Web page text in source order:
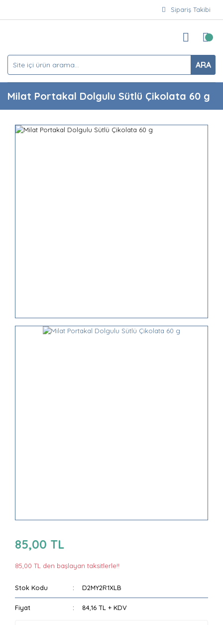
Sipariş Takibi
ARA
Milat Portakal Dolgulu Sütlü Çikolata 60 g
85,00 TL
85,00 TL den başlayan taksitlerle!!
Stok Kodu D2MY2R1XLB
Fiyat 84,16 TL + KDV